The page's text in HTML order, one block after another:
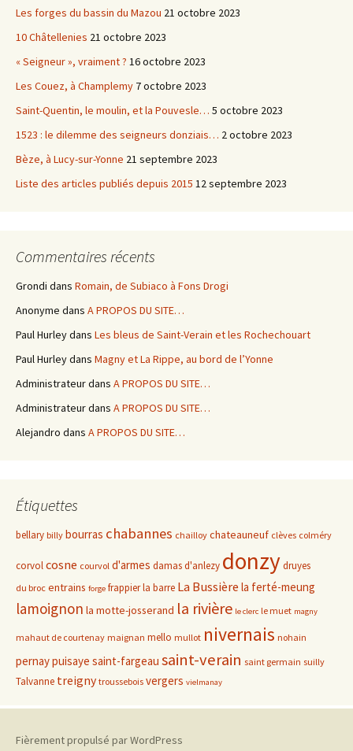
Les forges du bassin du Mazou 21 octobre 2023
10 Châtellenies 21 octobre 2023
« Seigneur », vraiment ? 16 octobre 2023
Les Couez, à Champlemy 7 octobre 2023
Saint-Quentin, le moulin, et la Pouvesle… 5 octobre 2023
1523 : le dilemme des seigneurs donziais… 2 octobre 2023
Bèze, à Lucy-sur-Yonne 21 septembre 2023
Liste des articles publiés depuis 2015 12 septembre 2023
Commentaires récents
Grondi dans Romain, de Subiaco à Fons Drogi
Anonyme dans A PROPOS DU SITE…
Paul Hurleydans Les bleus de Saint-Verain et les Rochechouart
Paul Hurleydans Magny et La Rippe, au bord de l’Yonne
Administrateurdans A PROPOS DU SITE…
Administrateurdans A PROPOS DU SITE…
Alejandro dans A PROPOS DU SITE…
Étiquettes
bellary billy bourras chabannes chailloy chateauneuf clèves colméry
corvolcosne courvol d'armes damas d'anlezy donzydruyes
du broc entrains forge frappierla barre La Bussière la ferté-meung
lamoignon la motte-josserand la rivière le clerc le muet magny
mahaut de courtenay maignan mello mullot nivernais nohain
pernaypuisaye saint-fargeau saint-verain saint germain suilly
Talvanne treigny troussebois vergers vielmanay
Fièrement propulsé par WordPress